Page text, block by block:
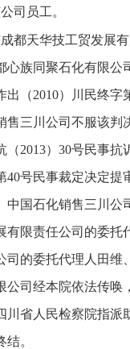
司员工。
都天华技工贸发展
心族同聚石化有限公
（2010）川民终字
售三川公司不服该判
2013）30号民事抗
40号民事裁定决定提
中国石化销售三川公
有限责任公司的委托
司的委托代理人田维
公司经本院依法传唤
川省人民检察院指派
。